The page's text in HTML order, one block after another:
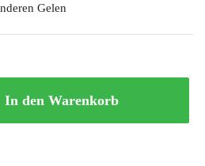
Gelen
In den Warenkorb